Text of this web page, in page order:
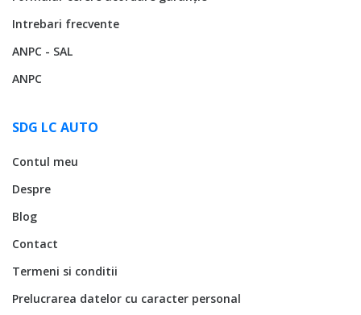
Intrebari frecvente
ANPC - SAL
ANPC
SDG LC AUTO
Contul meu
Despre
Blog
Contact
Termeni si conditii
Prelucrarea datelor cu caracter personal